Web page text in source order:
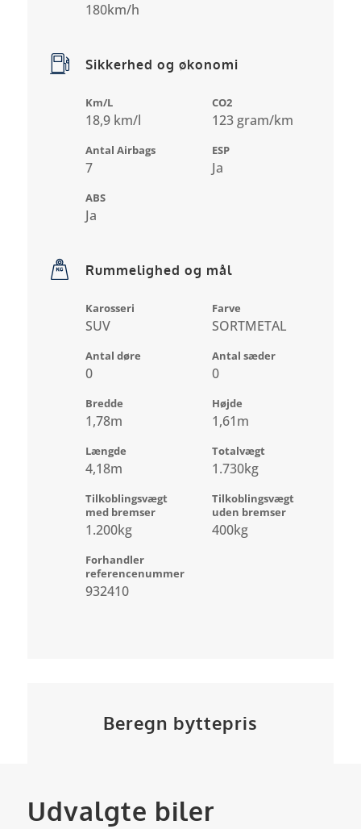
180km/h
Sikkerhed og økonomi
Km/L
18,9 km/l
CO2
123 gram/km
Antal Airbags
7
ESP
Ja
ABS
Ja
Rummelighed og mål
Karosseri
SUV
Farve
SORTMETAL
Antal døre
0
Antal sæder
0
Bredde
1,78m
Højde
1,61m
Længde
4,18m
Totalvægt
1.730kg
Tilkoblingsvægt
med bremser
1.200kg
Tilkoblingsvægt
uden bremser
400kg
Forhandler
referencenummer
932410
Beregn byttepris
Udvalgte biler